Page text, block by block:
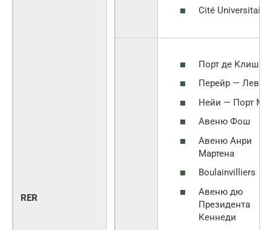
RER
Cité Universitaire
Порт де Клиши
Перейр —
Нейи — Порт
Авеню Фош
Авеню Анри
Мартена
Boulainvilliers
Авеню дю
Президента
Кеннеди